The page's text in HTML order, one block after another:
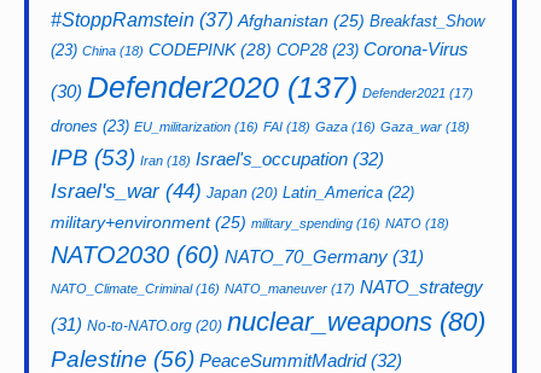
#StoppRamstein (37) Afghanistan (25) Breakfast_Show
(23) China (18) CODEPINK(28) COP28(23) Corona-Virus
(30) Defender2020 (137) Defender2021 (17)
drones (23) EU_militarization (16) FAI (18) Gaza (16) Gaza_war (18)
IPB (53) Iran (18) Israel's_occupation (32)
Israel's_war(44) Japan (20) Latin_America (22)
military+environment(25) military_spending (16) NATO (18)
NATO2030 (60) NATO_70_Germany (31)
NATO_Climate_Criminal(16) NATO_maneuver (17) NATO_strategy
(31) No-to-NATO.org (20) nuclear_weapons (80)
Palestine (56) PeaceSummitMadrid(32)